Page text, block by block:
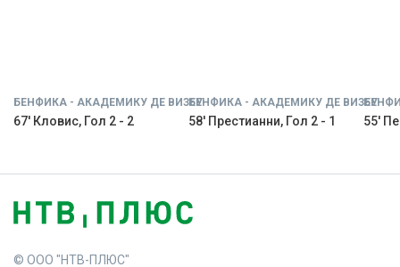
БЕНФИКА - АКАДЕМИКУ ДЕ ВИЗЕУ
67' Кловис, Гол 2 - 2
БЕНФИКА - АКАДЕМИКУ ДЕ ВИЗЕУ
58' Престианни, Гол 2 - 1 55'
© ООО "НТВ-ПЛЮС"